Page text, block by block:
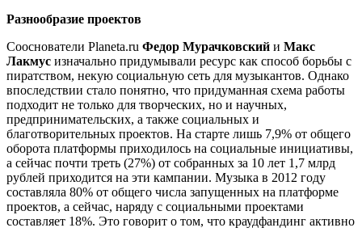
Разнообразие проектов
Сооснователи Planeta.ru Федор Мурачковский и Макс
Лакмус изначально придумывали ресурс как способ борьбы с
пиратством, некую социальную сеть для музыкантов. Однако
впоследствии стало понятно, что придуманная схема работы
подходит не только для творческих, но и научных,
предпринимательских, а также социальных и
благотворительных проектов. На старте лишь 7,9% от общего
оборота платформы приходилось на социальные инициативы,
а сейчас почти треть (27%) от собранных за 10 лет 1,7 млрд
рублей приходится на эти кампании. Музыка в 2012 году
составляла 80% от общего числа запущенных на платформе
проектов, а сейчас, наряду с социальными проектами
составляет 18%. Это говорит о том, что краудфандинг активно